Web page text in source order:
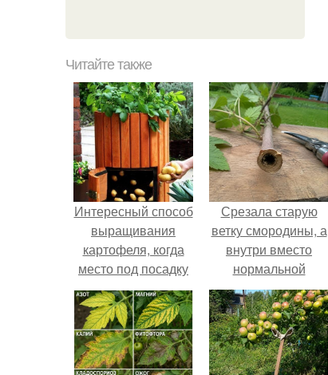
Читайте также
Интересный способ
выращивания
картофеля, когда
место под посадку
ограничено.
Срезала старую
ветку смородины, а
внутри вместо
нормальной
светлой
сердцевины
оказалась чёрная
пустота.